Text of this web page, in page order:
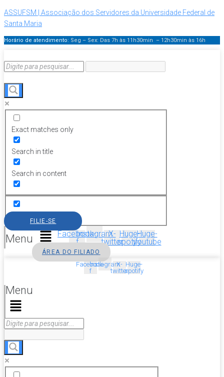
ASSUFSM | Associação dos Servidores da Universidade Federal de
Santa Maria
Horário de atendimento: Seg – Sex: Das 7h às 11h30min – 12h30min às 16h
Exact matches only
Search in title
Search in content
Menu
FILIE-SE
Facebook-
f
InstagramX-
twitter
Huge-
spotify
Huge-
youtube
ÁREA DO FILIADO
Facebook-
f
InstagramX-
twitter
Huge-
spotify
Menu